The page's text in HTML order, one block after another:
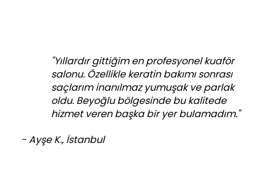
"Yıllardır gittiğim en profesyonel kuaför
salonu. Özellikle keratin bakımı sonrası
saçlarım inanılmaz yumuşak ve parlak
oldu. Beyoğlu bölgesinde bu kalitede
hizmet veren başka bir yer bulamadım."
- Ayşe K., İstanbul